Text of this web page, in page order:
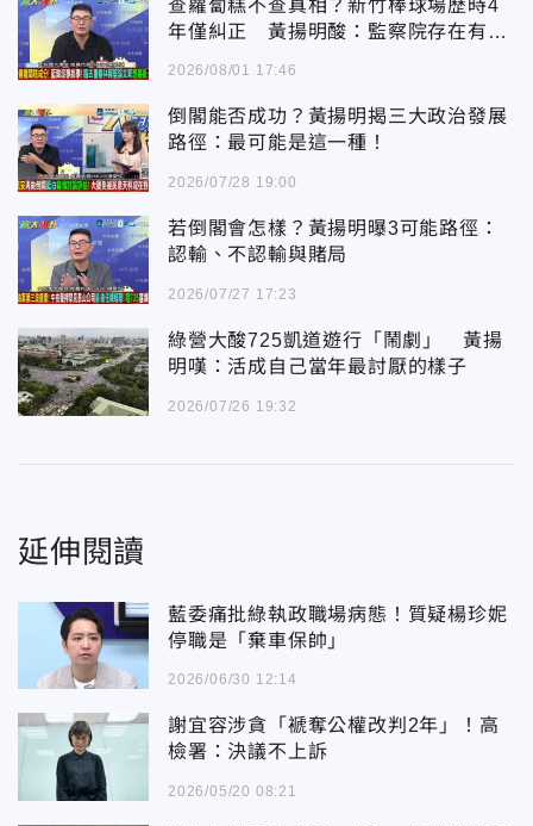
查蘿蔔糕不查真相？新竹棒球場歷時4
年僅糾正 黃揚明酸：監察院存在有何
2026/08/01 17:46
倒閣能否成功？黃揚明揭三大政治發展
路徑：最可能是這一種！
2026/07/28 19:00
若倒閣會怎樣？黃揚明曝3可能路徑：
認輸、不認輸與賭局
2026/07/27 17:23
綠營大酸725凱道遊行「鬧劇」 黃揚
明嘆：活成自己當年最討厭的樣子
2026/07/26 19:32
延伸閱讀
藍委痛批綠執政職場病態！質疑楊珍妮
停職是「棄車保帥」
2026/06/30 12:14
謝宜容涉貪「褫奪公權改判2年」！高
檢署：決議不上訴
2026/05/20 08:21